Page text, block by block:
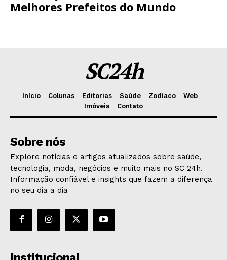
Melhores Prefeitos do Mundo
SC24h
Início Colunas Editorias Saúde Zodíaco
Web
Imóveis
Contato
Sobre nós
Explore notícias e artigos atualizados sobre saúde,
tecnologia, moda, negócios e muito mais no SC 24h.
Informação confiável e insights que fazem a diferença
no seu dia a dia